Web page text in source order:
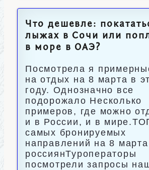
Что дешевле:
лыжах в Сочи или
в море в ОАЭ?
Посмотрела я
на отдых на 8 марта в
году. Однозначно все
подорожало Несколько
примеров, где можно
и в России, и в
самых бронируемых
направлений на 8 марта
россиянТуроператоры
посмотрели запросы